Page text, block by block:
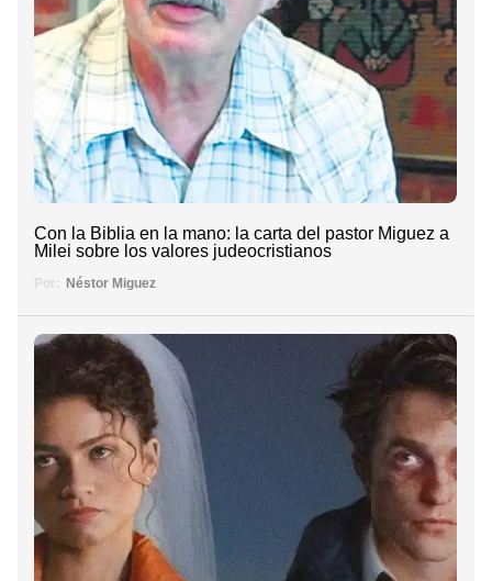
Con la Biblia en la mano: la carta del pastor Miguez a
Milei sobre los valores judeocristianos
Por: Néstor Miguez